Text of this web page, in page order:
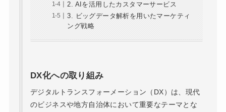
2. AIを活用したカスタマーサービス
3. ビッグデータ解析を用いたマーケティ
ング戦略
DX化への取り組み
デジタルトランスフォーメーション（DX）は、現代
のビジネスや地方自治体において重要なテーマとな